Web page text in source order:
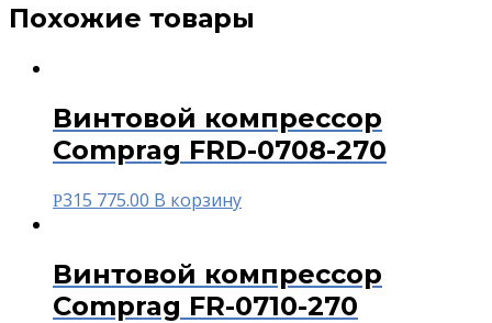
Похожие товары
Винтовой компрессор
Comprag FRD-0708-270
Р315 775.00 В корзину
Винтовой компрессор
Comprag FR-0710-270